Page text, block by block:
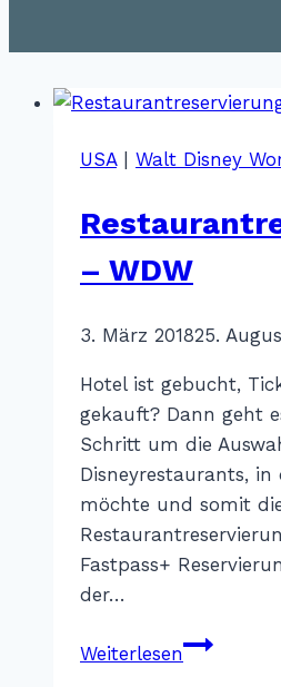
USA| Walt Disney
– WDW
VonKatharina
3. März 201825.
Hotel ist gebucht,
gekauft? Dann geht
Schritt um die
Disneyrestaurants, in
möchte und somit
Fastpass+
der…
Weiterlesen